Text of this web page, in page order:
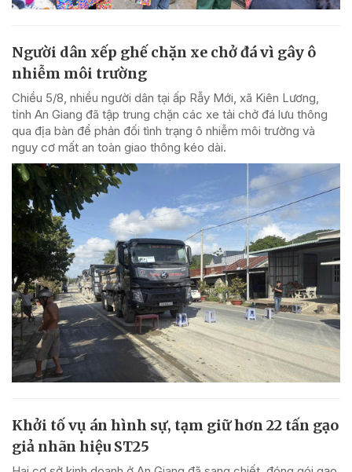
Người dân xếp ghế chặn xe chở đá vì gây ô
nhiễm môi trường
Chiều 5/8, nhiều người dân tại ấp Rẫy Mới, xã Kiên Lương,
tỉnh An Giang đã tập trung chặn các xe tải chở đá lưu thông
qua địa bàn để phản đối tình trạng ô nhiễm môi trường và
nguy cơ mất an toàn giao thông kéo dài.
Khởi tố vụ án hình sự, tạm giữ hơn 22 tấn gạo
giả nhãn hiệu ST25